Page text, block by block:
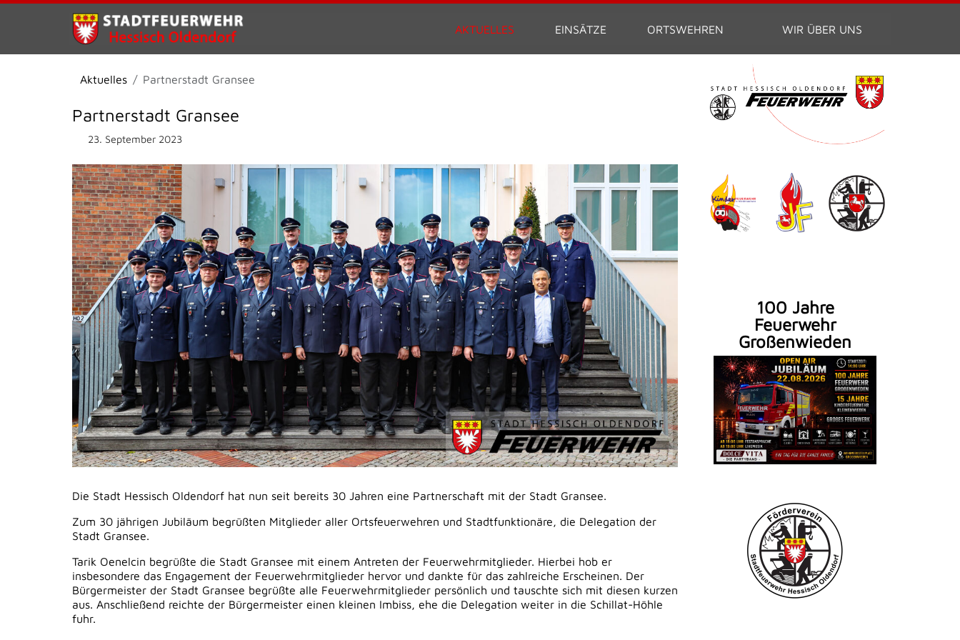
AKTUELLES EINSÄTZE ORTSWEHREN WIR ÜBER UNS
Aktuelles Partnerstadt Gransee
Partnerstadt Gransee
23. September 2023
Die Stadt Hessisch Oldendorf hat nun seit bereits 30 Jahren eine Partnerschaft mit der Stadt Gransee.
Zum 30 jährigen Jubiläum begrüßten Mitglieder aller Ortsfeuerwehren und Stadtfunktionäre, die Delegation der
Stadt Gransee.
Tarik Oenelcin begrüßte die Stadt Gransee mit einem Antreten der Feuerwehrmitglieder. Hierbei hob er
insbesondere das Engagement der Feuerwehrmitglieder hervor und dankte für das zahlreiche Erscheinen. Der
Bürgermeister der Stadt Gransee begrüßte alle Feuerwehrmitglieder persönlich und tauschte sich mit diesen kurzen
aus. Anschließend reichte der Bürgermeister einen kleinen Imbiss, ehe die Delegation weiter in die Schillat-Höhle
fuhr.
100 Jahre
Feuerwehr
Großenwieden